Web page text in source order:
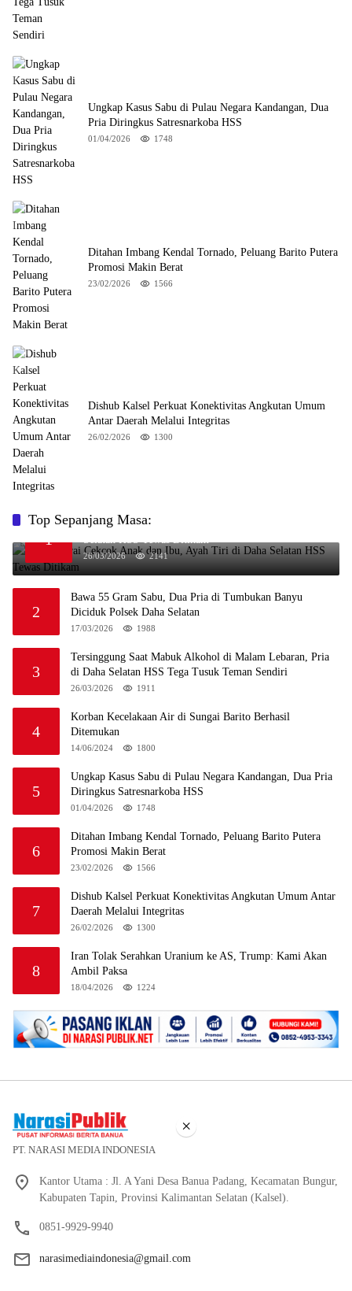
Ungkap Kasus Sabu di Pulau Negara Kandangan, Dua
Pria Diringkus Satresnarkoba HSS
01/04/2026 1748
Ditahan Imbang Kendal Tornado, Peluang Barito Putera
Promosi Makin Berat
23/02/2026 1566
Dishub Kalsel Perkuat Konektivitas Angkutan Umum
Antar Daerah Melalui Integritas
26/02/2026 1300
Top Sepanjang Masa:
1
Niat Melerai Cekcok Anak dan Ibu, Ayah Tiri di Daha
Selatan HSS Tewas Ditikam
26/03/2026 2141
2
Bawa 55 Gram Sabu, Dua Pria di Tumbukan Banyu
Diciduk Polsek Daha Selatan
17/03/2026 1988
3
Tersinggung Saat Mabuk Alkohol di Malam Lebaran, Pria
di Daha Selatan HSS Tega Tusuk Teman Sendiri
26/03/2026 1911
4
Korban Kecelakaan Air di Sungai Barito Berhasil
Ditemukan
14/06/2024 1800
5
Ungkap Kasus Sabu di Pulau Negara Kandangan, Dua Pria
Diringkus Satresnarkoba HSS
01/04/2026 1748
6
Ditahan Imbang Kendal Tornado, Peluang Barito Putera
Promosi Makin Berat
23/02/2026 1566
7
Dishub Kalsel Perkuat Konektivitas Angkutan Umum Antar
Daerah Melalui Integritas
26/02/2026 1300
8
Iran Tolak Serahkan Uranium ke AS, Trump: Kami Akan
Ambil Paksa
18/04/2026 1224
PT. NARASI MEDIA INDONESIA
Kantor Utama : Jl. A Yani Desa Banua Padang, Kecamatan Bungur,
Kabupaten Tapin, Provinsi Kalimantan Selatan (Kalsel).
0851-9929-9940
narasimediaindonesia@gmail.com
×